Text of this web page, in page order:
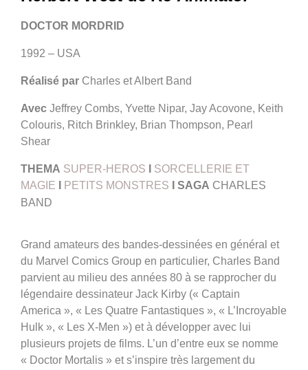
DOCTOR MORDRID
1992 – USA
Réalisé par Charles et Albert Band
Avec Jeffrey Combs, Yvette Nipar, Jay Acovone, Keith
Colouris, Ritch Brinkley, Brian Thompson, Pearl
Shear
THEMA SUPER-HEROS
SORCELLERIE ET
MAGIE
PETITS MONSTRES I SAGA CHARLES
BAND
Grand amateurs des bandes-dessinées en général et
du Marvel Comics Group en particulier, Charles Band
parvient au milieu des années 80 à se rapprocher du
légendaire dessinateur Jack Kirby (« Captain
America », « Les Quatre Fantastiques », « L’Incroyable
Hulk », « Les X-Men ») et à développer avec lui
plusieurs projets de films. L’un d’entre eux se nomme
« Doctor Mortalis » et s’inspire très largement du